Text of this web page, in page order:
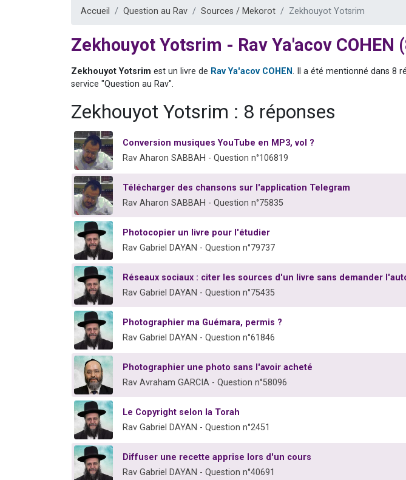
Accueil Question au Rav Sources / Mekorot Zekhouyot Yotsrim
Zekhouyot Yotsrim - Rav Ya'acov COHEN
Zekhouyot Yotsrim est un livre de Rav Ya'acov COHEN. Il a été mentionné dans 8
service "Question au Rav".
Zekhouyot Yotsrim : 8 réponses
Conversion musiques YouTube en MP3, vol ?
Rav Aharon SABBAH - Question n°106819
Télécharger des chansons sur l'application Telegram
Rav Aharon SABBAH - Question n°75835
Photocopier un livre pour l'étudier
Rav Gabriel DAYAN - Question n°79737
Réseaux sociaux : citer les sources d'un livre sans demander
Rav Gabriel DAYAN - Question n°75435
Photographier ma Guémara, permis ?
Rav Gabriel DAYAN - Question n°61846
Photographier une photo sans l'avoir acheté
Rav Avraham GARCIA - Question n°58096
Le Copyright selon la Torah
Rav Gabriel DAYAN - Question n°2451
Diffuser une recette apprise lors d'un cours
Rav Gabriel DAYAN - Question n°40691